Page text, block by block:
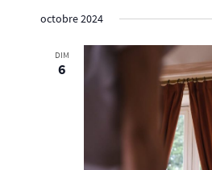
octobre 2024
DIM
6